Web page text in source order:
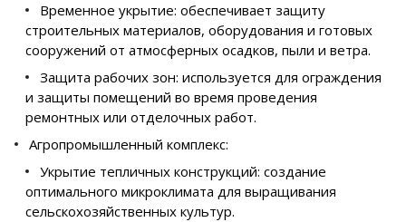
Временное укрытие: обеспечивает защиту
строительных материалов, оборудования и готовых
сооружений от атмосферных осадков, пыли и ветра.
Защита рабочих зон: используется для ограждения
и защиты помещений во время проведения
ремонтных или отделочных работ.
Агропромышленный комплекс:
Укрытие тепличных конструкций: создание
оптимального микроклимата для выращивания
сельскохозяйственных культур.